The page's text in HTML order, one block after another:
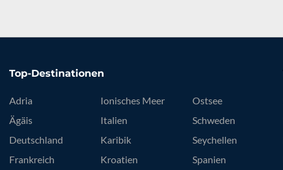
Top-Destinationen
Adria
Ägäis
Deutschland
Frankreich
Ionisches Meer
Italien
Karibik
Kroatien
Ostsee
Schweden
Seychellen
Spanien